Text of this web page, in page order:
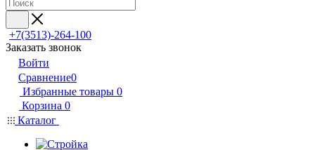
+7(3513)-264-100
Заказать звонок
Войти
Сравнение0
Избранные товары 0
Корзина 0
Каталог